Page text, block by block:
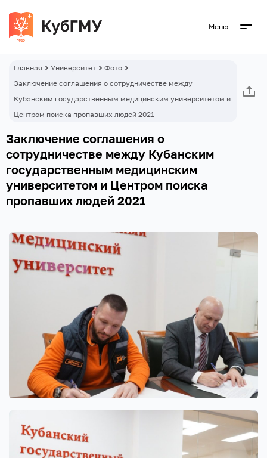
Меню
Главная Университет
Фото
Заключение соглашения о сотрудничестве между
Кубанским государственным медицинским университетом и
Центром поиска пропавших людей 2021
Заключение соглашения о
сотрудничестве между Кубанским
государственным медицинским
университетом и Центром поиска
пропавших людей 2021